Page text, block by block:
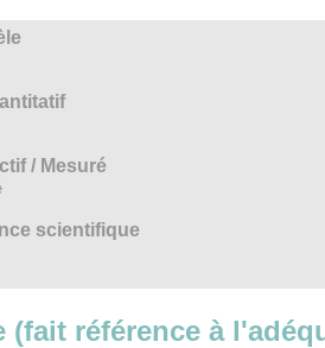
/ Mesuré
scientifique
(fait référence à